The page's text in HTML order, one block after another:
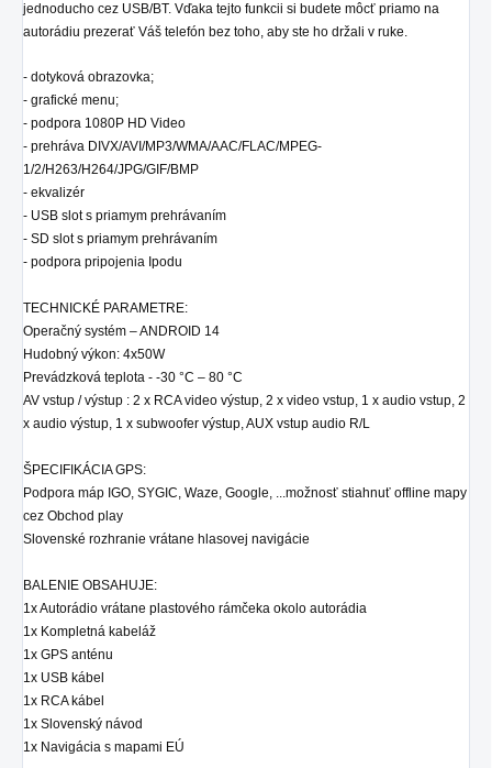
jednoducho cez USB/BT. Vďaka tejto funkcii si budete môcť priamo na
autorádiu prezerať Váš telefón bez toho, aby ste ho držali v ruke.
- dotyková obrazovka;
- grafické menu;
- podpora 1080P HD Video
- prehráva DIVX/AVI/MP3/WMA/AAC/FLAC/MPEG-
1/2/H263/H264/JPG/GIF/BMP
- ekvalizér
- USB slot s priamym prehrávaním
- SD slots priamym prehrávaním
- podpora pripojenia Ipodu
TECHNICKÉ PARAMETRE:
Operačný systém – ANDROID 14
Hudobný výkon: 4x50W
Prevádzková teplota - -30 °C – 80 °C
AV vstup / výstup : 2 x RCA video výstup, 2 x video vstup, 1 x audio vstup, 2
x audio výstup, 1 x subwoofer výstup, AUX vstup audio R/L
ŠPECIFIKÁCIA GPS:
Podpora máp IGO, SYGIC, Waze, Google, ...možnosť stiahnuť offline mapy
cez Obchod play
Slovenské rozhranie vrátane hlasovej navigácie
BALENIE OBSAHUJE:
1x Autorádio vrátane plastového rámčeka okolo autorádia
1x Kompletná kabeláž
1x GPS anténu
1x USB kábel
1x RCA kábel
1x Slovenský návod
1x Navigácia s mapami EÚ